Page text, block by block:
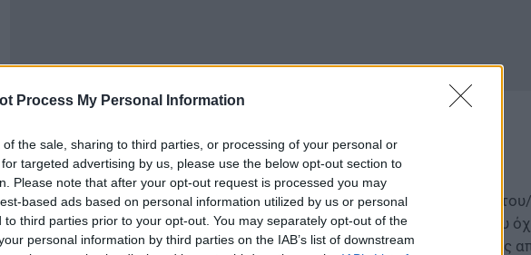
Process My Personal Information
the sale, sharing to third parties, or processing of your personal or
targeted advertising by us, please use the below opt-out section to
Please note that after your opt-out request is processed you may
based ads based on personal information utilized by us or personal
to third parties prior to your opt-out. You may separately opt-out of the
personal information by third parties on the IAB’s list of downstream
αυτή και παράνομη απόφαση ελήφθη δυστυχώς με τη συνέργεια
Έργου της αρμόδιας Περιφερειακής Διεύθυνσης Εκπαίδευσης που
του Συλλόγου Διδασκόντων, αλλά τοποθετήθηκε υπέρ της παράνομης